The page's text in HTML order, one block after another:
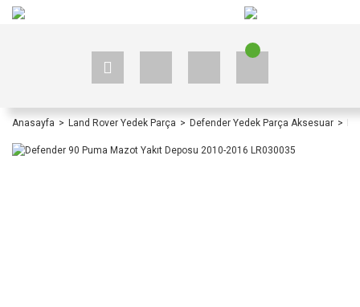
Anasayfa Land Rover Yedek Parça Defender Yedek Parça Aksesuar